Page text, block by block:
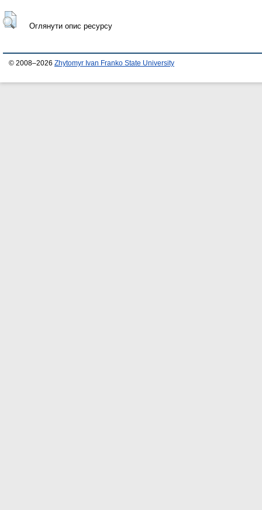
Оглянути опис ресурсу
© 2008–2026 Zhytomyr Ivan Franko State University